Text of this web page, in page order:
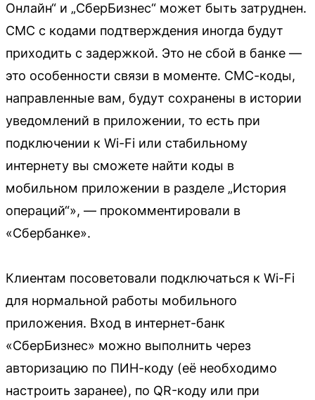
Онлайн“ и „СберБизнес“ может быть затруднен.
СМС с кодами подтверждения иногда будут
приходить с задержкой. Это не сбой в банке —
это особенности связи в моменте. СМС-коды,
направленные вам, будут сохранены в истории
уведомлений в приложении, то есть при
подключении к Wi-Fi или стабильному
интернету вы сможете найти коды в
мобильном приложении в разделе „История
операций“», — прокомментировали в
«Сбербанке».
Клиентам посоветовали подключаться к Wi-Fi
для нормальной работы мобильного
приложения. Вход в интернет-банк
«СберБизнес» можно выполнить через
авторизацию по ПИН-коду (её необходимо
настроить заранее), по QR-коду или при